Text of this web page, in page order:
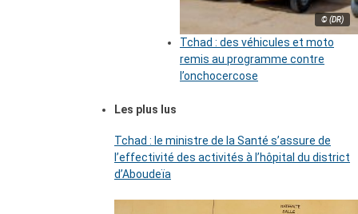
© (DR)
Tchad : des véhicules et moto
remis au programme contre
l’onchocercose
Les plus lus
Tchad : le ministre de la Santé s’assure de
l’effectivité des activités à l’hôpital du district
d’Aboudeïa